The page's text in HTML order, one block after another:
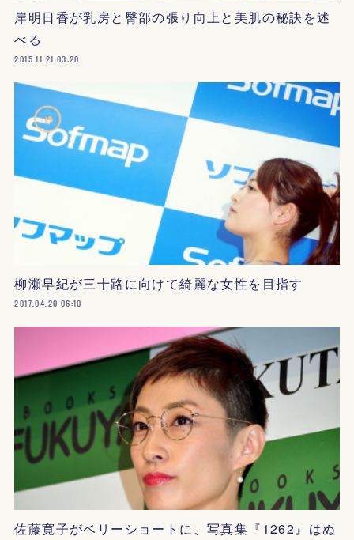
岸明日香が乳房と臀部の張り向上と美肌の秘訣を述
べる
2015.11.21 03:20
柳瀬早紀が三十路に向けて綺麗な女性を目指す
2017.04.20 06:10
佐藤寛子がベリーショートに、写真集『1262』はぬ